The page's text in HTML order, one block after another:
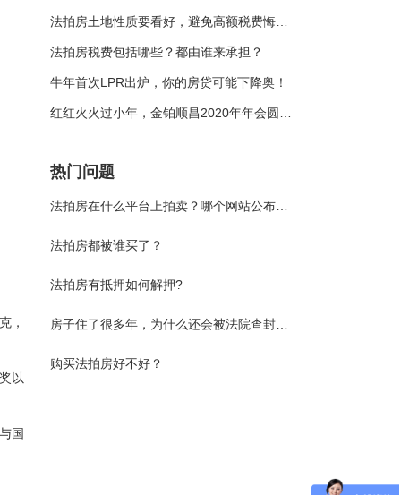
，
以
国
法拍房税费包括哪些？都由谁来承担？
牛年首次LPR出炉，你的房贷可能下降奥！
热门问题
法拍房都被谁买了？
法拍房有抵押如何解押?
购买法拍房好不好？